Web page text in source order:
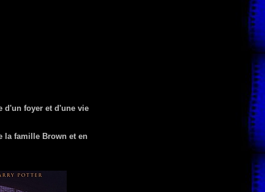
d'un foyer et d'une vie
la famille Brown et en